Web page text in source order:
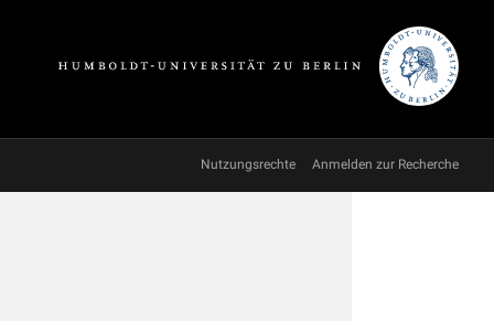
Nutzungsrechte Anmelden zur Recherche